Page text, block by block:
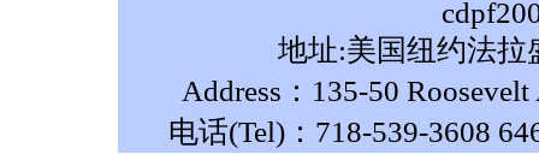
地址:美国纽约法拉
Address：135-50
电话(Tel)：718-539-3608